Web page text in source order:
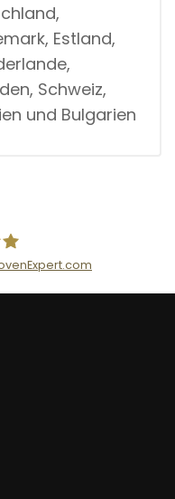
Estland,
Schweiz,
und Bulgarien